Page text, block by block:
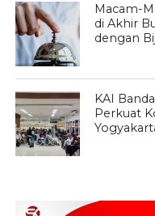
Macam-
di Akhir
dengan
KAI
Perkuat